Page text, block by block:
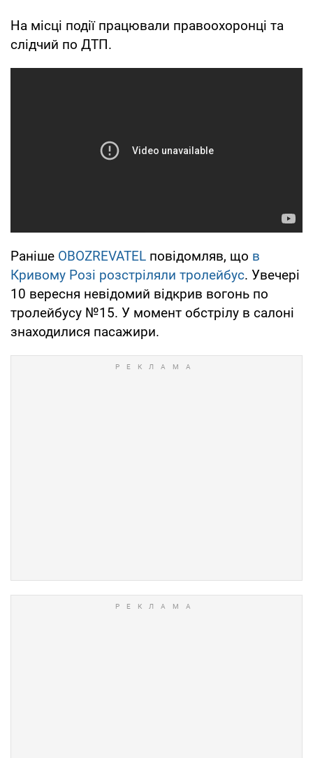
На місці події працювали правоохоронці та
слідчий по ДТП.
Раніше OBOZREVATEL повідомляв, що в
Кривому Розі розстріляли тролейбус. Увечері
10 вересня невідомий відкрив вогонь по
тролейбусу №15. У момент обстрілу в салоні
знаходилися пасажири.